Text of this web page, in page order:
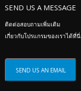
SEND US A MESSAGE
ติดต่อสอบถามเพิ่มเติม
เกี่ยวกับโปรแกรมของเราได้ที่นี่